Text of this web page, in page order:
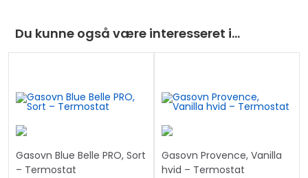
Du kunne også være interesseret i…
Gasovn Blue Belle PRO, Sort
– Termostat
!
Gasovn Provence, Vanilla
hvid – Termostat